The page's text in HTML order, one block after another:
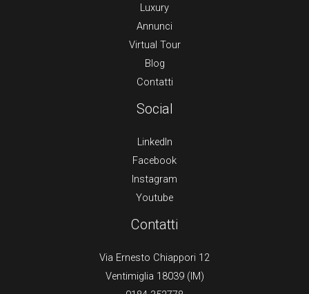
Luxury
Annunci
Virtual Tour
Blog
Contatti
Social
LinkedIn
Facebook
Instagram
Youtube
Contatti
Via Ernesto Chiappori 12
Ventimiglia 18039 (IM)